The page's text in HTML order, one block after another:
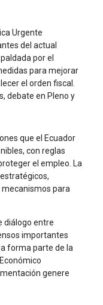
Urgente
del actual
por el
para mejorar
el orden fiscal.
debate en Pleno y
que el Ecuador
con reglas
el empleo. La
para
diálogo entre
importantes
forma parte de la
genere